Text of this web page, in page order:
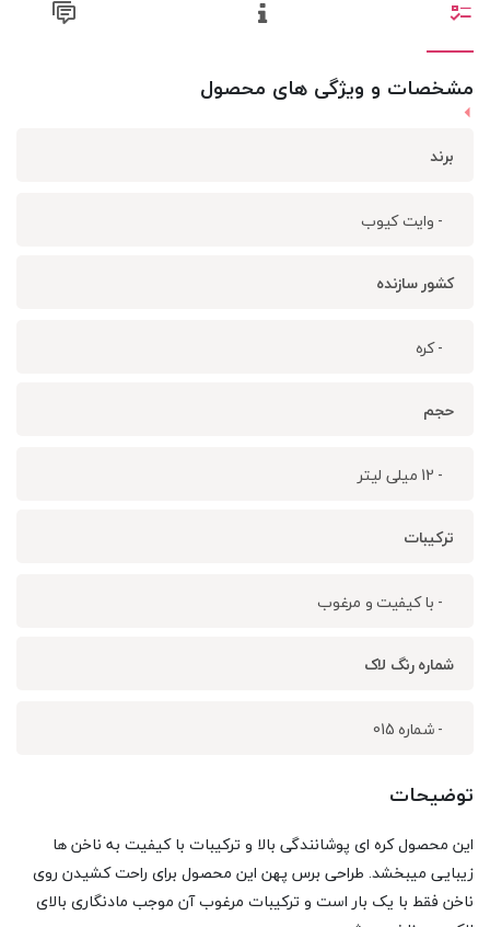
مشخصات و ویژگی های محصول
برند
- وایت کیوب
کشور سازنده
- کره
حجم
- 12 میلی لیتر
ترکیبات
- با کیفیت و مرغوب
شماره رنگ لاک
- شماره 015
توضیحات
این محصول کره ای پوشانندگی بالا و ترکیبات با کیفیت به ناخن ها
زیبایی میبخشد. طراحی برس پهن این محصول برای راحت کشیدن روی
ناخن فقط با یک بار است و ترکیبات مرغوب آن موجب مادنگاری بالای